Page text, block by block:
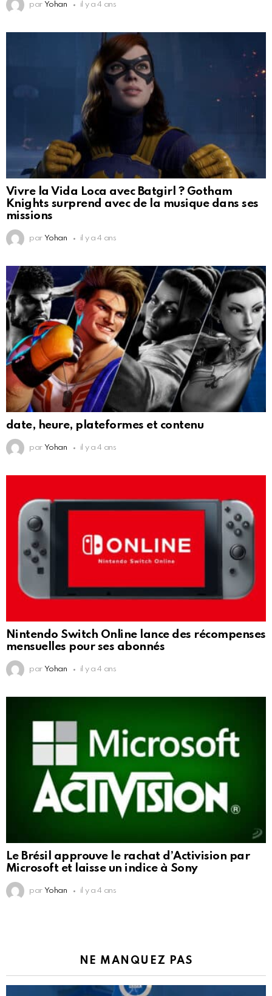
par Yohan il y a 4 ans
Vivre la Vida Loca avec Batgirl ? Gotham
Knights surprend avec de la musique dans ses
missions
par Yohan il y a 4 ans
date, heure, plateformes et contenu
par Yohan il y a 4 ans
Nintendo Switch Online lance des récompenses
mensuelles pour ses abonnés
par Yohan il y a 4 ans
Le Brésil approuve le rachat d’Activision par
Microsoft et laisse un indice à Sony
par Yohan il y a 4 ans
NE MANQUEZ PAS